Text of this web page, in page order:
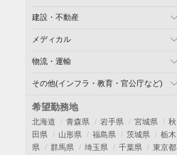
建設・不動産
メディカル
物流・運輸
その他(インフラ・教育・官公庁など)
希望勤務地
北海道 青森県 岩手県 宮城県
秋
田県
山形県 福島県 茨城県
栃木
県
群馬県 埼玉県 千葉県
東京都